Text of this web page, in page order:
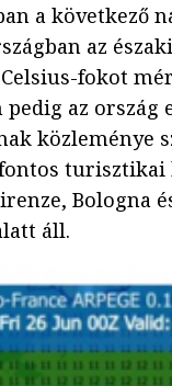
a következő
az
fokot
pedig az ország
közleménye
turisztikai
Bologna
áll.